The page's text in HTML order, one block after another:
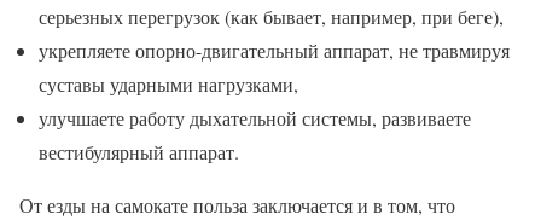
серьезных перегрузок (как бывает, например, при беге),
укрепляете опорно-двигательный аппарат, не травмируя
суставы ударными нагрузками,
улучшаете работу дыхательной системы, развиваете
вестибулярный аппарат.
От езды на самокате польза заключается и в том, что